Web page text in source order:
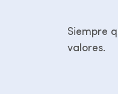
Siempre
valores.